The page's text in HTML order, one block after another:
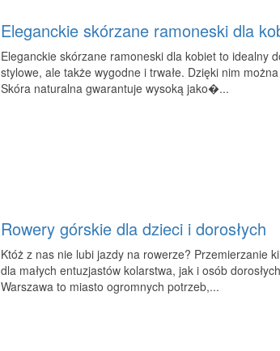
Eleganckie skórzane ramoneski dla
Eleganckie skórzane ramoneski dla kobiet to idealny
stylowe, ale także wygodne i trwałe. Dzięki nim
Skóra naturalna gwarantuje wysoką jako�...
Rowery górskie dla dzieci i dorosłych
Któż z nas nie lubi jazdy na rowerze? Przemierzanie
dla małych entuzjastów kolarstwa, jak i osób
Warszawa to miasto ogromnych potrzeb,...